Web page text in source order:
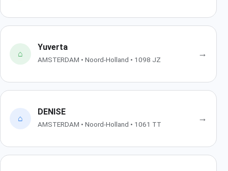
⌂
Yuverta
AMSTERDAM • Noord-Holland • 1098 JZ
→
⌂
DENISE
AMSTERDAM • Noord-Holland • 1061 TT
→